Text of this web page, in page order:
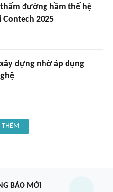
đường hầm thế hệ
Contech 2025
dựng nhờ áp dụng
THÊM
BÁO MỚI